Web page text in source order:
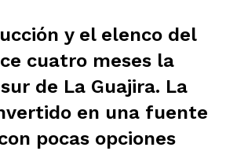
y el elenco del
cuatro meses la
de La Guajira. La
en una fuente
pocas opciones